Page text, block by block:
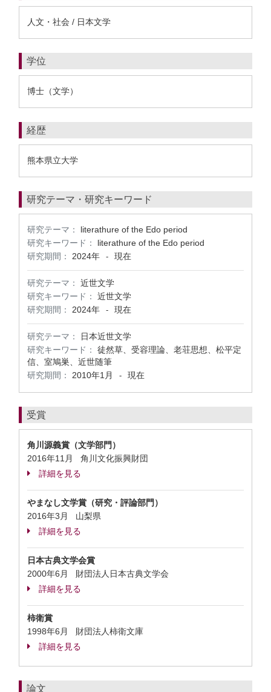
人文・社会 / 日本文学
学位
博士（文学）
経歴
熊本県立大学
研究テーマ・研究キーワード
研究テーマ：
literathure of the Edo period
研究キーワード：
literathure of the Edo period
研究期間：
2024年 - 現在
研究テーマ：
近世文学
研究キーワード：
近世文学
研究期間：
2024年 - 現在
研究テーマ：
日本近世文学
研究キーワード：
徒然草、受容理論、老荘思想、松平定
信、室鳩巣、近世随筆
研究期間：
2010年1月 - 現在
受賞
角川源義賞（文学部門）
2016年11月 角川文化振興財団
詳細を見る
やまなし文学賞（研究・評論部門）
2016年3月 山梨県
詳細を見る
日本古典文学会賞
2000年6月 財団法人日本古典文学会
詳細を見る
柿衛賞
1998年6月 財団法人柿衛文庫
詳細を見る
論文